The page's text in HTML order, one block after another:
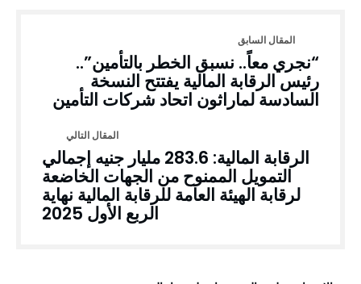
“نجري معاً.. نسبق الخطر بالتأمين”..
رئيس الرقابة المالية يفتتح النسخة
السادسة لماراثون اتحاد شركات التأمين
الرقابة المالية: 283.6 مليار جنيه إجمالي
التمويل الممنوح من الجهات الخاضعة
لرقابة الهيئة العامة للرقابة المالية نهاية
الربع الأول 2025